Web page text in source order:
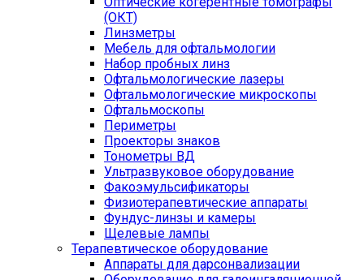
(ОКТ)
Линзметры
Мебель для офтальмологии
Набор пробных линз
Офтальмологические лазеры
Офтальмологические микроскопы
Офтальмоскопы
Периметры
Проекторы знаков
Тонометры ВД
Ультразвуковое оборудование
Факоэмульсификаторы
Физиотерапевтические аппараты
Фундус-линзы и камеры
Щелевые лампы
Терапевтическое оборудование
Аппараты для дарсонвализации